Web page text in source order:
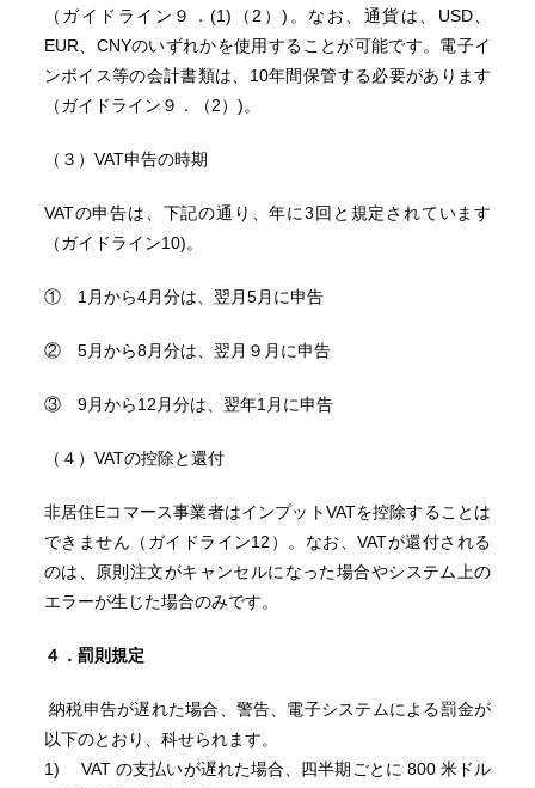
（ガイドライン９．(1)（2）)。なお、通貨は、USD、
EUR、CNYのいずれかを使用することが可能です。電子イ
ンボイス等の会計書類は、10年間保管する必要があります
（ガイドライン９．（2）)。
（３）VAT申告の時期
VATの申告は、下記の通り、年に3回と規定されています
（ガイドライン10)。
① 1月から4月分は、翌月5月に申告
② 5月から8月分は、翌月９月に申告
③ 9月から12月分は、翌年1月に申告
（４）VATの控除と還付
非居住Eコマース事業者はインプットVATを控除することは
できません（ガイドライン12）。なお、VATが還付される
のは、原則注文がキャンセルになった場合やシステム上の
エラーが生じた場合のみです。
４．罰則規定
納税申告が遅れた場合、警告、電子システムによる罰金が
以下のとおり、科せられます。
1) VAT の支払いが遅れた場合、四半期ごとに 800 米ドル